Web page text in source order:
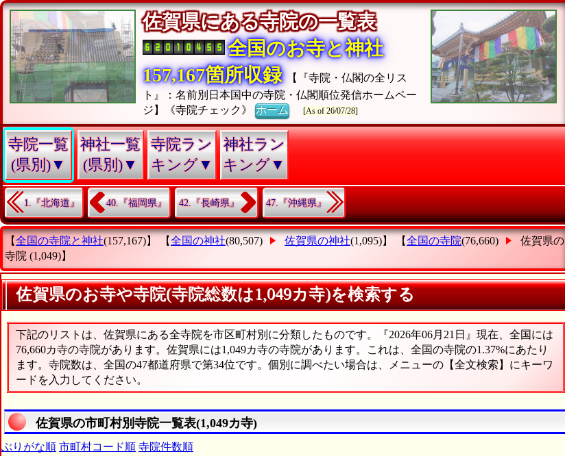
佐賀県にある寺院の一覧表
全国のお寺と神社
157,167箇所収録
【『寺院・仏閣の全リス
ト』：名前別日本国中の寺院・仏閣順位発信ホームペー
ジ】《寺院チェック》ホーム [As of 26/07/28]
寺院一覧
(県別)▼
神社一覧
(県別)▼
寺院ラン
キング▼
神社ラン
キング▼
1.『北海道』 40.『福岡県』 42.『長崎県』 47.『沖縄県』
【全国の寺院と神社(157,167)】 【全国の神社(80,507) 佐賀県の神社(1,095)】 【全国の寺院(76,660)
佐賀県の
寺院 (1,049)】
佐賀県のお寺や寺院(寺院総数は1,049カ寺)を検索する
下記のリストは、佐賀県にある全寺院を市区町村別に分類したものです。『2026年06月21日』現在、全国には
76,660カ寺の寺院があります。佐賀県には1,049カ寺の寺院があります。これは、全国の寺院の1.37%にあたり
ます。寺院数は、全国の47都道府県で第34位です。個別に調べたい場合は、メニューの【全文検索】にキーワ
ードを入力してください。
佐賀県の市町村別寺院一覧表(1,049カ寺)
ぶりがな順 市町村コード順 寺院件数順